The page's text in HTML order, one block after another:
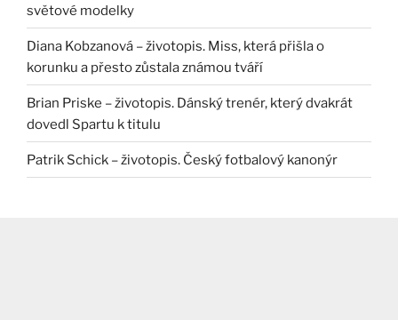
světové modelky
Diana Kobzanová – životopis. Miss, která přišla o
korunku a přesto zůstala známou tváří
Brian Priske – životopis. Dánský trenér, který dvakrát
dovedl Spartu k titulu
Patrik Schick – životopis. Český fotbalový kanonýr